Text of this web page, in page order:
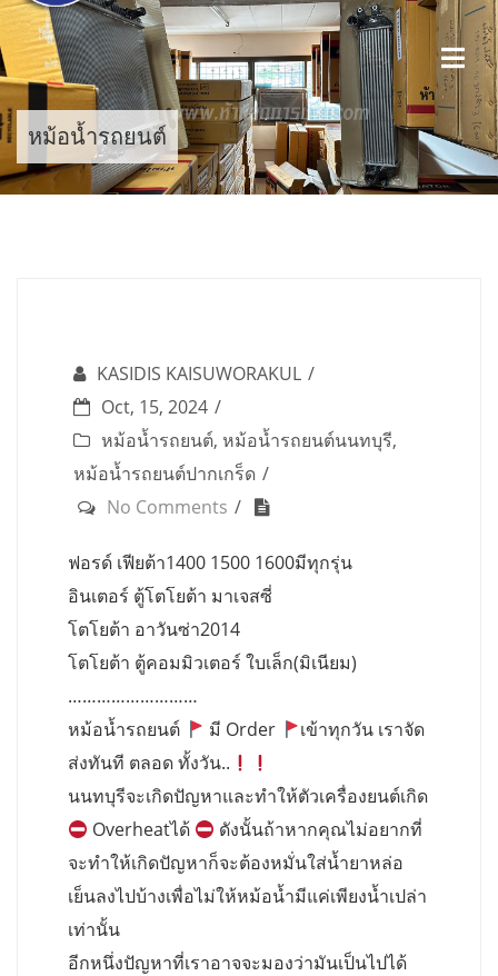
Skip
content
หม้อน้ำรถยนต์
KASIDIS KAISUWORAKUL
Oct, 15, 2024
หม้อน้ำรถยนต์, หม้อน้ำรถยนต์นนทบุรี,
หม้อน้ำรถยนต์ปากเกร็ด
No Comments
ฟอรด์ เฟียต้า1400 1500 1600มีทุกรุ่น
อินเตอร์ ตู้โตโยต้า มาเจสซี่
โตโยต้า อาวันซ่า2014
โตโยต้า ตู้คอมมิวเตอร์ ใบเล็ก(มิเนียม)
………………………
หม้อน้ำรถยนต์
มี Order
เข้าทุกวัน เราจัด
ส่งทันที ตลอด ทั้งวัน..
นนทบุรีจะเกิดปัญหาและทำให้ตัวเครื่องยนต์เกิด
Overheatได้
ดังนั้นถ้าหากคุณไม่อยากที่
จะทำให้เกิดปัญหาก็จะต้องหมั่นใส่น้ำยาหล่อ
เย็นลงไปบ้างเพื่อไม่ให้หม้อน้ำมีแค่เพียงน้ำเปล่า
เท่านั้น
อีกหนึ่งปัญหาที่เราอาจจะมองว่ามันเป็นไปได้